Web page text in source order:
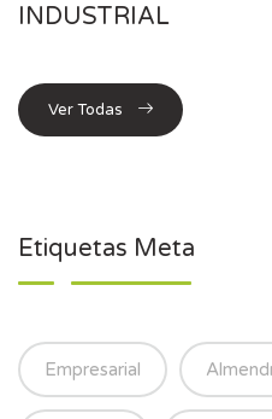
INDUSTRIAL
Ver Todas
Etiquetas Meta
Empresarial